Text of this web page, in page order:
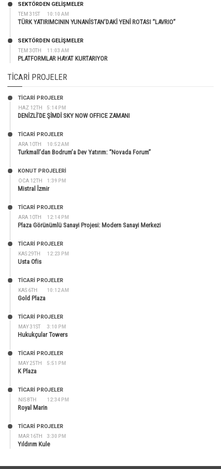
TEM 31ST 10:10 AM
SEKTÖRDEN GELIŞMELER
TÜRK YATIRIMCININ YUNANİSTAN’DAKİ YENİ ROTASI “LAVRIO”
TEM 30TH 11:03 AM
SEKTÖRDEN GELIŞMELER
PLATFORMLAR HAYAT KURTARIYOR
TICARI PROJELER
HAZ 12TH 5:14 PM
TİCARİ PROJELER
DENİZLİ’DE ŞİMDİ SKY NOW OFFICE ZAMANI
ARA 10TH 10:52 AM
TİCARİ PROJELER
Turkmall’dan Bodrum’a Dev Yatırım: “Novada Forum”
OCA 12TH 1:39 PM
KONUT PROJELERI
Mistral İzmir
ARA 10TH 12:14 PM
TİCARİ PROJELER
Plaza Görünümlü Sanayi Projesi: Modern Sanayi Merkezi
KAS 29TH 12:23 PM
TİCARİ PROJELER
Usta Ofis
KAS 6TH 10:12 AM
TİCARİ PROJELER
Gold Plaza
MAY 31ST 3:10 PM
TİCARİ PROJELER
Hukukçular Towers
MAY 25TH 5:51 PM
TİCARİ PROJELER
K Plaza
NIS 8TH 12:34 PM
TİCARİ PROJELER
Royal Marin
MAR 16TH 3:30 PM
TİCARİ PROJELER
Yıldırım Kule